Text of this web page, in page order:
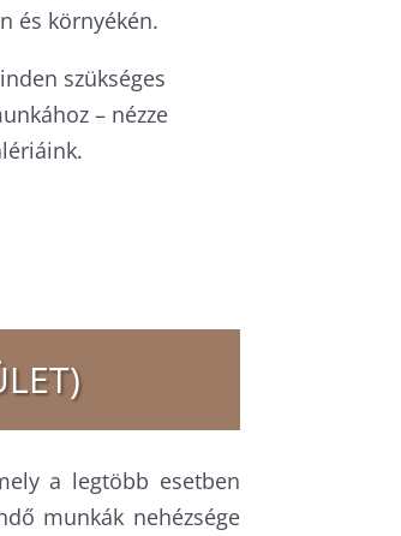
és környékén.
szükséges
– nézze
a legtöbb esetben
munkák nehézsége